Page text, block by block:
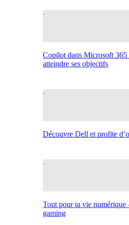
Copilot dans Microsoft 365
atteindre ses objectifs
Découvre Dell et profite
Tout pour ta vie numérique
gaming